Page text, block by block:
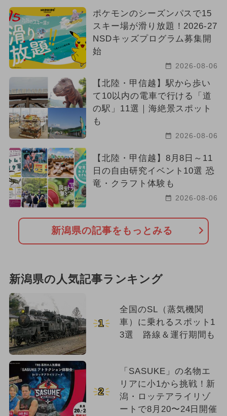
ポケモンのシーズンパスで15
スキー場が滑り放題！2026-27
NSDキッズプログラム募集開
始
2026-08-06
【北陸・甲信越】駅から歩い
て10以内の電車で行ける「道
の駅」11選｜海絶景スポット
も
2026-08-06
【北陸・甲信越】8月8日～11
日の自由研究イベント10選 恐
竜・クラフト体験も
2026-08-06
新潟県の記事をもっとみる
新潟県の人気記事ランキング
1
全国のSL（蒸気機関
車）に乗れるスポット1
3選 路線＆運行期間も
2
「SASUKE」の名物エ
リアに小1から挑戦！新
潟・ロッテアライリゾ
ートで8月20〜24日開催